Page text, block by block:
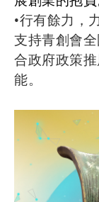
•行有餘力，
支持青創會
合政府政策
能。